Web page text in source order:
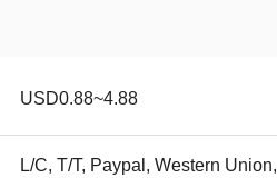
USD0.88~4.88
L/C, T/T, Paypal, Western Union,